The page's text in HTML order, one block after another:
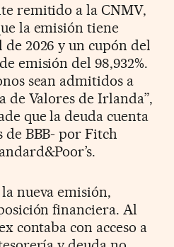
remitido a la CNMV,
la emisión tiene
2026 y un cupón del
emisión del 98,932%.
sean admitidos a
de Valores de Irlanda”,
que la deuda cuenta
BBB- por Fitch
nueva emisión,
financiera. Al
contaba con acceso a